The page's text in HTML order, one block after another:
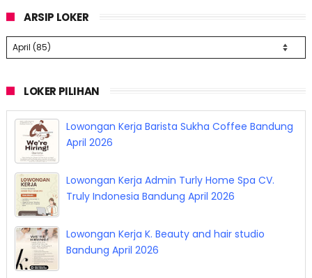
ARSIP LOKER
LOKER PILIHAN
Lowongan Kerja Barista Sukha Coffee Bandung
April 2026
Lowongan Kerja Admin Turly Home Spa CV.
Truly Indonesia Bandung April 2026
Lowongan Kerja K. Beauty and hair studio
Bandung April 2026